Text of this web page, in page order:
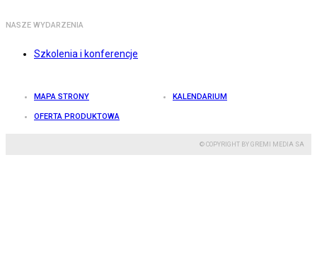
NASZE WYDARZENIA
Szkolenia i konferencje
MAPA STRONY KALENDARIUM
OFERTA PRODUKTOWA
© COPYRIGHT BY GREMI MEDIA SA